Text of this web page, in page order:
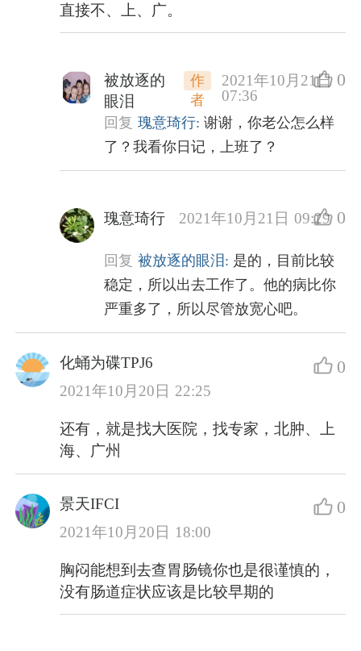
直接不、上、广。
被放逐的
眼泪
作
者
2021年10月21日
07:36
0
回复 瑰意琦行: 谢谢，你老公怎么样
了？我看你日记，上班了？
瑰意琦行 2021年10月21日 09:29 0
回复 被放逐的眼泪: 是的，目前比较
稳定，所以出去工作了。他的病比你
严重多了，所以尽管放宽心吧。
化蛹为碟TPJ6
2021年10月20日 22:25
0
还有，就是找大医院，找专家，北肿、上
海、广州
景天IFCI
2021年10月20日 18:00
0
胸闷能想到去查胃肠镜你也是很谨慎的，
没有肠道症状应该是比较早期的